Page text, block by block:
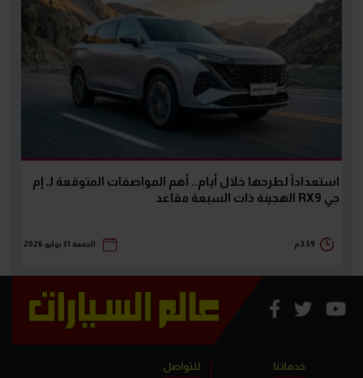
استعداداً لطرحها خلال أيام.. أهم المواصفات المتوقعة لـ إم
جي RX9 الهجينة ذات السبعة مقاعد
3:59 م الجمعة 31 يوليو 2026
خدماتنا للتواصل